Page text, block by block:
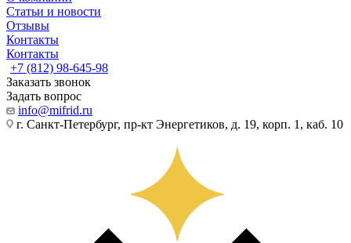
Статьи и новости
Отзывы
Контакты
Контакты
+7 (812) 98-645-98
Заказать звонок
Задать вопрос
info@mifrid.ru
г. Санкт-Петербург, пр-кт Энергетиков, д. 19, корп. 1, каб. 10